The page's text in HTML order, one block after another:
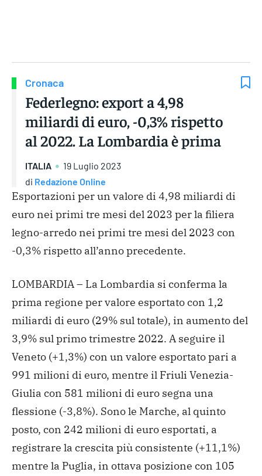
Cronaca
Federlegno: export a 4,98
miliardi di euro, -0,3% rispetto
al 2022. La Lombardia è prima
ITALIA
19 Luglio 2023
di Redazione Online
Esportazioni per un valore di 4,98 miliardi di
euro nei primi tre mesi del 2023 per la filiera
legno-arredo nei primi tre mesi del 2023 con
-0,3% rispetto all’anno precedente.
LOMBARDIA – La Lombardia si conferma la
prima regione per valore esportato con 1,2
miliardi di euro (29% sul totale), in aumento del
3,9% sul primo trimestre 2022. A seguire il
Veneto (+1,3%) con un valore esportato pari a
991 milioni di euro, mentre il Friuli Venezia-
Giulia con 581 milioni di euro segna una
flessione (-3,8%). Sono le Marche, al quinto
posto, con 242 milioni di euro esportati, a
registrare la crescita più consistente (+11,1%)
mentre la Puglia, in ottava posizione con 105